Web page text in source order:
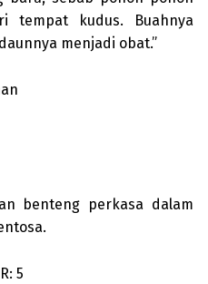
tempat kudus. Buahnya
menjadi obat.”
benteng perkasa dalam
5